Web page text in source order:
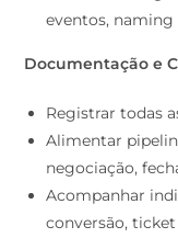
eventos,
Documentação e
Registrar todas
Alimentar
negociação,
Acompanhar
conversão,